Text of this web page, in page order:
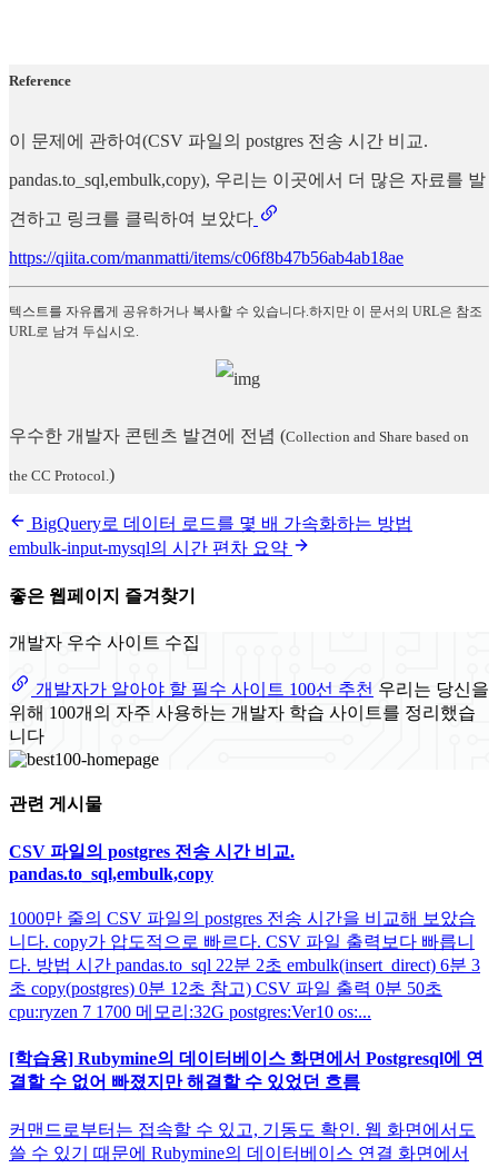
Reference
이 문제에 관하여(CSV 파일의 postgres 전송 시간 비교.
pandas.to_sql,embulk,copy), 우리는 이곳에서 더 많은 자료를 발
견하고 링크를 클릭하여 보았다
https://qiita.com/manmatti/items/c06f8b47b56ab4ab18ae
텍스트를 자유롭게 공유하거나 복사할 수 있습니다.하지만 이 문서의 URL은 참조
URL로 남겨 두십시오.
우수한 개발자 콘텐츠 발견에 전념 (Collection and Share based on
the CC Protocol.)
BigQuery로 데이터 로드를 몇 배 가속화하는 방법
embulk-input-mysql의 시간 편차 요약
좋은 웹페이지 즐겨찾기
개발자 우수 사이트 수집
개발자가 알아야 할 필수 사이트 100선 추천 우리는 당신을
위해 100개의 자주 사용하는 개발자 학습 사이트를 정리했습
니다
관련 게시물
CSV 파일의 postgres 전송 시간 비교.
pandas.to_sql,embulk,copy
1000만 줄의 CSV 파일의 postgres 전송 시간을 비교해 보았습
니다. copy가 압도적으로 빠르다. CSV 파일 출력보다 빠릅니
다. 방법 시간 pandas.to_sql 22분 2초 embulk(insert_direct) 6분 3
초 copy(postgres) 0분 12초 참고) CSV 파일 출력 0분 50초
cpu:ryzen 7 1700 메모리:32G postgres:Ver10 os:...
[학습용] Rubymine의 데이터베이스 화면에서 Postgresql에 연
결할 수 없어 빠졌지만 해결할 수 있었던 흐름
커맨드로부터는 접속할 수 있고, 기동도 확인. 웹 화면에서도
쓸 수 있기 때문에 Rubymine의 데이터베이스 연결 화면에서